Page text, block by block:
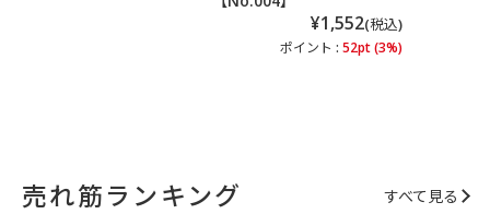
¥1,552(税込)
ポイント : 52pt (3%)
売れ筋ランキング すべて見る